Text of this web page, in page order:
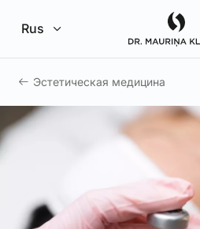
Перейти к главному содержанию
Rus
Эстетическая медицина